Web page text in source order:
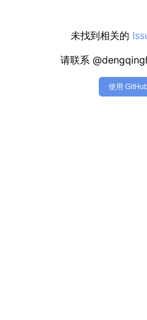
未找到相关的
请联系
使用